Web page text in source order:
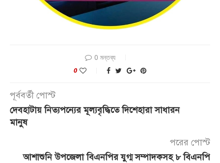
0 মন্তব্য
0
পূর্ববর্তী পোস্ট
দেবহাটায় নিত্যপন্যের মূল্যবৃদ্ধিতে দিশেহারা সাধারন
মানুষ
পরের পোস্ট
আশাশুনি উপজেলা বিএনপির যুগ্ম সম্পাদকসহ ৮ বিএনপি